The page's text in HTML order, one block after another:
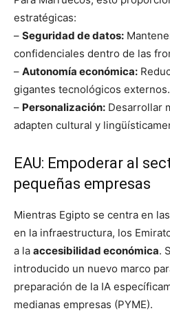
estratégicas:
– Seguridad de datos:
confidenciales dentro de las
– Autonomía económica:
gigantes tecnológicos externos.
– Personalización: Desarrollar
adapten cultural y
EAU: Empoderar al
pequeñas empresas
Mientras Egipto se centra en
en la infraestructura, los
a la accesibilidad económica.
introducido un nuevo marco
preparación de la IA
medianas empresas (PYME).